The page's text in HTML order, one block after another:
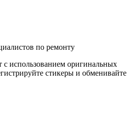
по ремонту
использованием оригинальных
стикеры и обменивайте